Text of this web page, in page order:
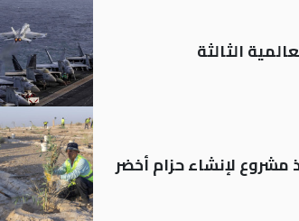
الثالثة
مشروع لإنشاء حزام أخضر